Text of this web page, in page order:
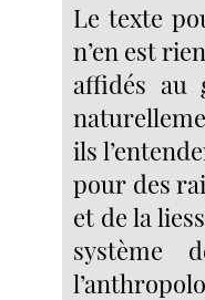
Le texte
n’en est
affidés au
ils
pour des
et de la
système